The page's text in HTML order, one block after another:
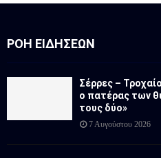
ΡΟΉ ΕΙΔΉΣΕΩΝ
Σέρρες –
ο πατέρας των
τους δύο»
7 Αυγούστου 2026